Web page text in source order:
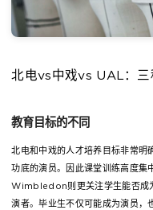
北电vs中戏vs UAL：三
教育目标的不同
北电和中戏的人才培养目标非常
功底的演员。因此课堂训练高度
Wimbledon则更关注学生能否成
演者。毕业生不仅可能成为演员，